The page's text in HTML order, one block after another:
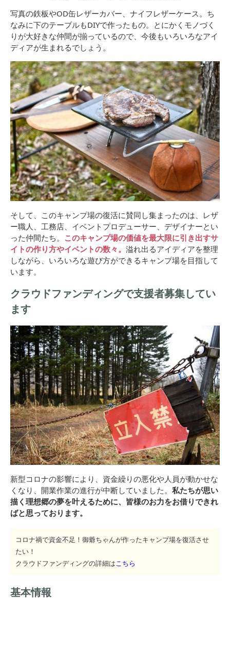
写真の鉄板やOD缶レザーカバー、ナイフレザーケース。ち
なみに下のテーブルもDIYで作ったもの。とにかくモノづく
りが大好きな仲間が揃っているので、今後もいろいろなアイ
ディアが生まれるでしょう。
そして、このキャンプ場の復活に賛同し集まったのは、レザ
ー職人、工務店、イベントプロデューサー、デザイナーとい
った仲間たち。 このキャンプ場の価値を最大限に引き出すサ
イトの作り方やイベントの数々。 溢れ出るアイディアを整理
しながら、いろいろな遊び方ができるキャンプ場を目指して
います。
クラウドファンディングで支援者募集してい
ます
新型コロナの影響により、資金繰りの悪化や人員が動かせな
くなり、開業作業の進行が中断していました。 私たちが思い
描く理想郷の夢を叶えるために、皆様のお力をお借りできれ
ばと思っております。
コロナ禍で資金不足！御爺ちゃんが作ったキャンプ場を復活させ
たい！
クラウドファンディングの詳細はこちら
基本情報